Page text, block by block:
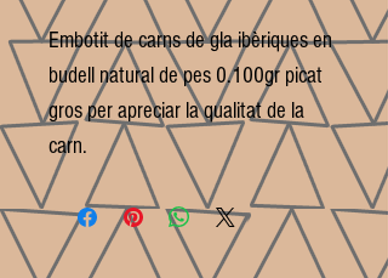
Embotit de carns de gla ibèriques en
budell natural de pes 0.100gr picat
gros per apreciar la qualitat de la
carn.